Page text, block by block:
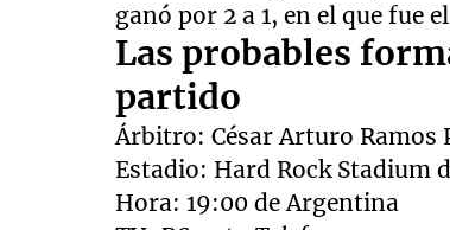
ganó por 2 a 1, en el que fue
Las probables
partido
Árbitro: César Arturo Ramos
Estadio: Hard Rock Stadium
Hora: 19:00 de Argentina